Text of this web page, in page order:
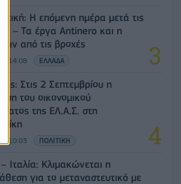
Η επόμενη ημέρα μετά τις
– Τα έργα Antinero και η
από τις βροχές
- 14:08 ΕΛΛΑΔΑ
Στις 2 Σεπτεμβρίου η
του οικονομικού
της ΕΛ.Α.Σ. στη
- 10:03 ΠΟΛΙΤΙΚΗ
Ιταλία: Κλιμακώνεται η
για το μεταναστευτικό με